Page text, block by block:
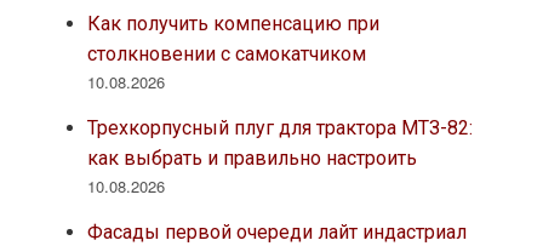
Как получить компенсацию при
столкновении с самокатчиком
10.08.2026
Трехкорпусный плуг для трактора МТЗ-82:
как выбрать и правильно настроить
10.08.2026
Фасады первой очереди лайт индастриал